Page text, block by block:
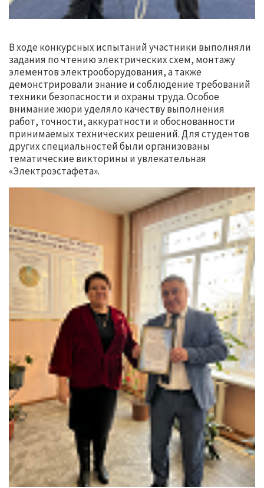
В ходе конкурсных испытаний участники выполняли
задания по чтению электрических схем, монтажу
элементов электрооборудования, а также
демонстрировали знание и соблюдение требований
техники безопасности и охраны труда. Особое
внимание жюри уделяло качеству выполнения
работ, точности, аккуратности и обоснованности
принимаемых технических решений. Для студентов
других специальностей были организованы
тематические викторины и увлекательная
«Электроэстафета».